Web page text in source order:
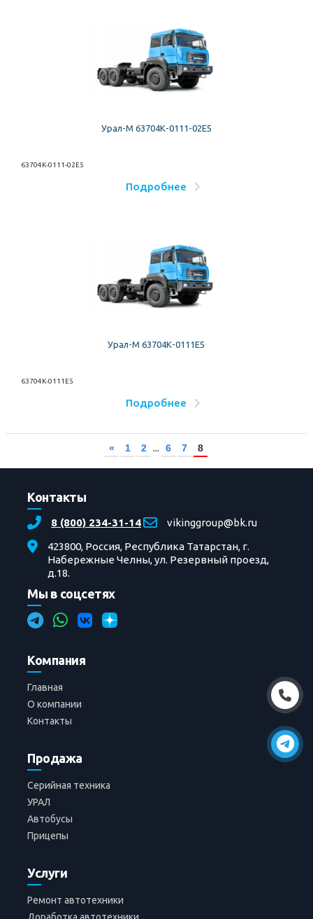
Урал-М 63704К-0111-02Е5
63704К-0111-02Е5
Подробнее
Урал-М 63704К-0111Е5
63704К-0111Е5
Подробнее
« 1 2 ... 6 7 8
Контакты
8 (800) 234-31-14
vikinggroup@bk.ru
423800, Россия, Республика Татарстан, г.
Набережные Челны, ул. Резервный проезд,
д.18.
Мы в соцсетях
Компания
Главная
О компании
Контакты
Продажа
Серийная техника
УРАЛ
Автобусы
Прицепы
Услуги
Ремонт автотехники